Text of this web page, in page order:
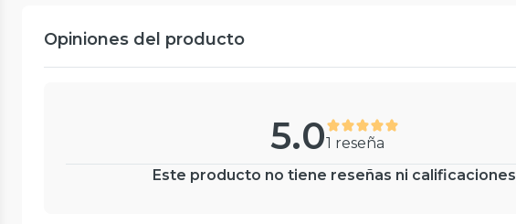
Opiniones del producto
5.01 reseña
Este producto no tiene reseñas ni calificaciones